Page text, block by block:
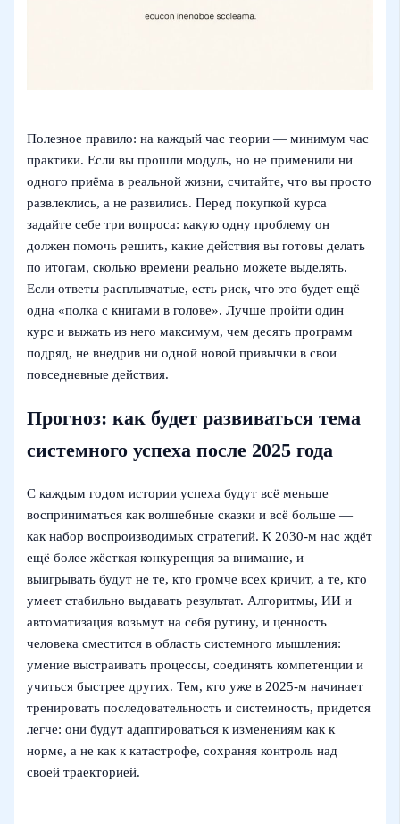
Полезное правило: на каждый час теории — минимум час
практики. Если вы прошли модуль, но не применили ни
одного приёма в реальной жизни, считайте, что вы просто
развлеклись, а не развились. Перед покупкой курса
задайте себе три вопроса: какую одну проблему он
должен помочь решить, какие действия вы готовы делать
по итогам, сколько времени реально можете выделять.
Если ответы расплывчатые, есть риск, что это будет ещё
одна «полка с книгами в голове». Лучше пройти один
курс и выжать из него максимум, чем десять программ
подряд, не внедрив ни одной новой привычки в свои
повседневные действия.
Прогноз: как будет развиваться тема
системного успеха после 2025 года
С каждым годом истории успеха будут всё меньше
восприниматься как волшебные сказки и всё больше —
как набор воспроизводимых стратегий. К 2030‑м нас ждёт
ещё более жёсткая конкуренция за внимание, и
выигрывать будут не те, кто громче всех кричит, а те, кто
умеет стабильно выдавать результат. Алгоритмы, ИИ и
автоматизация возьмут на себя рутину, и ценность
человека сместится в область системного мышления:
умение выстраивать процессы, соединять компетенции и
учиться быстрее других. Тем, кто уже в 2025‑м начинает
тренировать последовательность и системность, придется
легче: они будут адаптироваться к изменениям как к
норме, а не как к катастрофе, сохраняя контроль над
своей траекторией.